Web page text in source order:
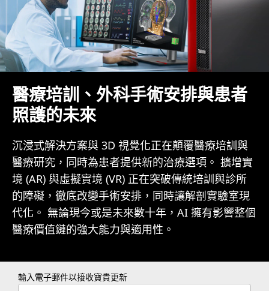
醫療培訓、外科手術安排與患者
照護的未來
沉浸式解決方案與 3D 視覺化正在顛覆醫療培訓與
醫療研究，同時為患者提供新的治療選項。 擴增實
境 (AR) 與虛擬實境 (VR) 正在突破傳統培訓與診所
的障礙，徹底改變手術安排，同時讓解剖實驗室現
代化。 無論現今或是未來數十年，AI 擁有影響整個
醫療價值鏈的強大能力與適用性。
輸入電子郵件以接收寶貴更新